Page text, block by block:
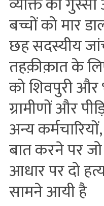
बच्चों को मार
छह सदस्यीय
तहक़ीक़ात के
को शिवपुरी और
ग्रामीणों और
अन्य
बात करने पर
आधार पर दो
सामने आयी है